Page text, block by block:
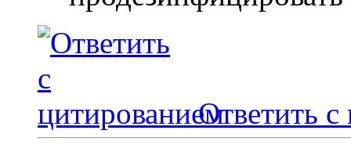
Ответить с